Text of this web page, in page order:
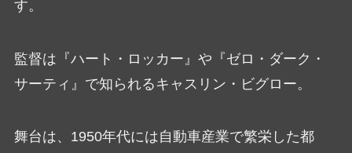
す。
監督は『ハート・ロッカー』や『ゼロ・ダーク・
サーティ』で知られるキャスリン・ビグロー。
舞台は、1950年代には自動車産業で繁栄した都